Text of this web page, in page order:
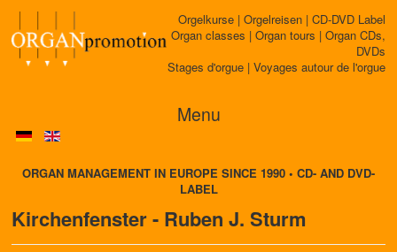
Orgelkurse | Orgelreisen | CD-DVD Label
Organ classes | Organ tours | Organ CDs,
DVDs
Stages d'orgue | Voyages autour de l'orgue
Menu
ORGAN MANAGEMENT IN EUROPE SINCE 1990 • CD- AND DVD-
LABEL
Kirchenfenster - Ruben J. Sturm